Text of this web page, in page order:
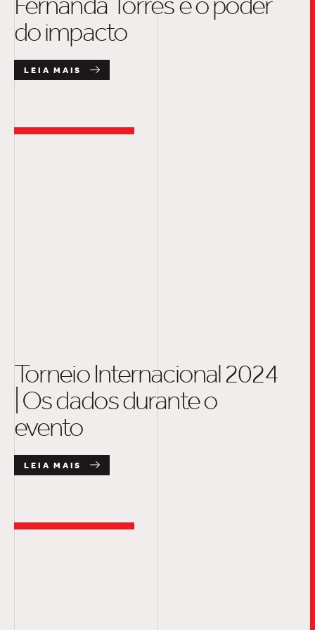
do impacto
LEIA MAIS
Torneio Internacional 2024
| Os dados durante o
evento
LEIA MAIS